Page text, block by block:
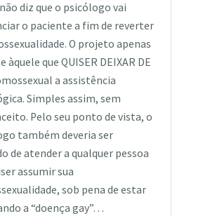
diz que o psicólogo vai
o paciente a fim de reverter
O projeto apenas
àquele que QUISER DEIXAR DE
a assistência
Simples assim, sem
Pelo seu ponto de vista, o
também deveria ser
de atender a qualquer pessoa
assumir sua
sob pena de estar
a “doença gay”…